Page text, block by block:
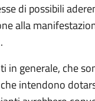
di possibili
alla
in generale, che
intendono